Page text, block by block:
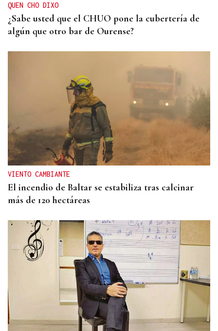
QUEN CHO DIXO
¿Sabe usted que el CHUO pone la cubertería de
algún que otro bar de Ourense?
VIENTO CAMBIANTE
El incendio de Baltar se estabiliza tras calcinar
más de 120 hectáreas